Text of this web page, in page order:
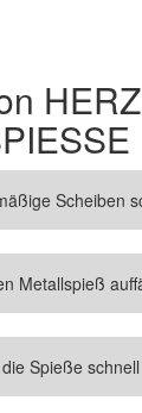
Scheiben
Metallspieß
Spieße